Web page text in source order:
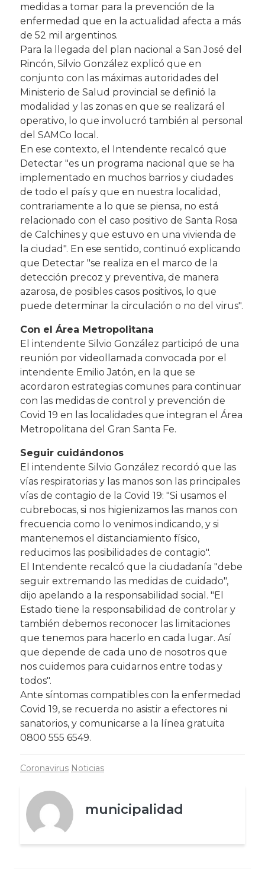
medidas a tomar para la prevención de la
enfermedad que en la actualidad afecta a más
de 52 mil argentinos.
Para la llegada del plan nacional a San José del
Rincón, Silvio González explicó que en
conjunto con las máximas autoridades del
Ministerio de Salud provincial se definió la
modalidad y las zonas en que se realizará el
operativo, lo que involucró también al personal
del SAMCo local.
En ese contexto, el Intendente recalcó que
Detectar "es un programa nacional que se ha
implementado en muchos barrios y ciudades
de todo el país y que en nuestra localidad,
contrariamente a lo que se piensa, no está
relacionado con el caso positivo de Santa Rosa
de Calchines y que estuvo en una vivienda de
la ciudad". En ese sentido, continuó explicando
que Detectar "se realiza en el marco de la
detección precoz y preventiva, de manera
azarosa, de posibles casos positivos, lo que
puede determinar la circulación o no del virus".
Con el Área Metropolitana
El intendente Silvio González participó de una
reunión por videollamada convocada por el
intendente Emilio Jatón, en la que se
acordaron estrategias comunes para continuar
con las medidas de control y prevención de
Covid 19 en las localidades que integran el Área
Metropolitana del Gran Santa Fe.
Seguir cuidándonos
El intendente Silvio González recordó que las
vías respiratorias y las manos son las principales
vías de contagio de la Covid 19: "Si usamos el
cubrebocas, si nos higienizamos las manos con
frecuencia como lo venimos indicando, y si
mantenemos el distanciamiento físico,
reducimos las posibilidades de contagio".
El Intendente recalcó que la ciudadanía "debe
seguir extremando las medidas de cuidado",
dijo apelando a la responsabilidad social. "El
Estado tiene la responsabilidad de controlar y
también debemos reconocer las limitaciones
que tenemos para hacerlo en cada lugar. Así
que depende de cada uno de nosotros que
nos cuidemos para cuidarnos entre todas y
todos".
Ante síntomas compatibles con la enfermedad
Covid 19, se recuerda no asistir a efectores ni
sanatorios, y comunicarse a la línea gratuita
0800 555 6549.
Coronavirus Noticias
municipalidad